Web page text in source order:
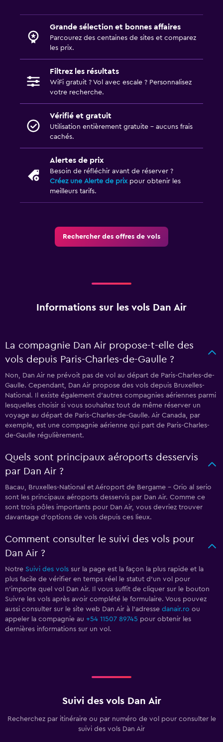
Grande sélection et bonnes affaires
Parcourez des centaines de sites et comparez
les prix.
Filtrez les résultats
WiFi gratuit ? Vol avec escale ? Personnalisez
votre recherche.
Vérifié et gratuit
Utilisation entièrement gratuite - aucuns frais
cachés.
Alertes de prix
Besoin de réfléchir avant de réserver ?
Créez une Alerte de prix pour obtenir les
meilleurs tarifs.
Rechercher des offres de vols
Informations sur les vols Dan Air
La compagnie Dan Air propose-t-elle des
vols depuis Paris-Charles-de-Gaulle ?
Non, Dan Air ne prévoit pas de vol au départ de Paris-Charles-de-
Gaulle. Cependant, Dan Air propose des vols depuis Bruxelles-
National. Il existe également d'autres compagnies aériennes parmi
lesquelles choisir si vous souhaitez tout de même réserver un
voyage au départ de Paris-Charles-de-Gaulle. Air Canada, par
exemple, est une compagnie aérienne qui part de Paris-Charles-
de-Gaulle régulièrement.
Quels sont principaux aéroports desservis
par Dan Air ?
Bacau, Bruxelles-National et Aéroport de Bergame - Orio al serio
sont les principaux aéroports desservis par Dan Air. Comme ce
sont trois pôles importants pour Dan Air, vous devriez trouver
davantage d'options de vols depuis ces lieux.
Comment consulter le suivi des vols pour
Dan Air ?
Notre Suivi des vols sur la page est la façon la plus rapide et la
plus facile de vérifier en temps réel le statut d'un vol pour
n'importe quel vol Dan Air. Il vous suffit de cliquer sur le bouton
Suivre les vols après avoir complété le formulaire. Vous pouvez
aussi consulter sur le site web Dan Air à l'adresse danair.ro ou
appeler la compagnie au +54 11507 89745 pour obtenir les
dernières informations sur un vol.
Suivi des vols Dan Air
Recherchez par itinéraire ou par numéro de vol pour consulter le
suivi des vols Dan Air